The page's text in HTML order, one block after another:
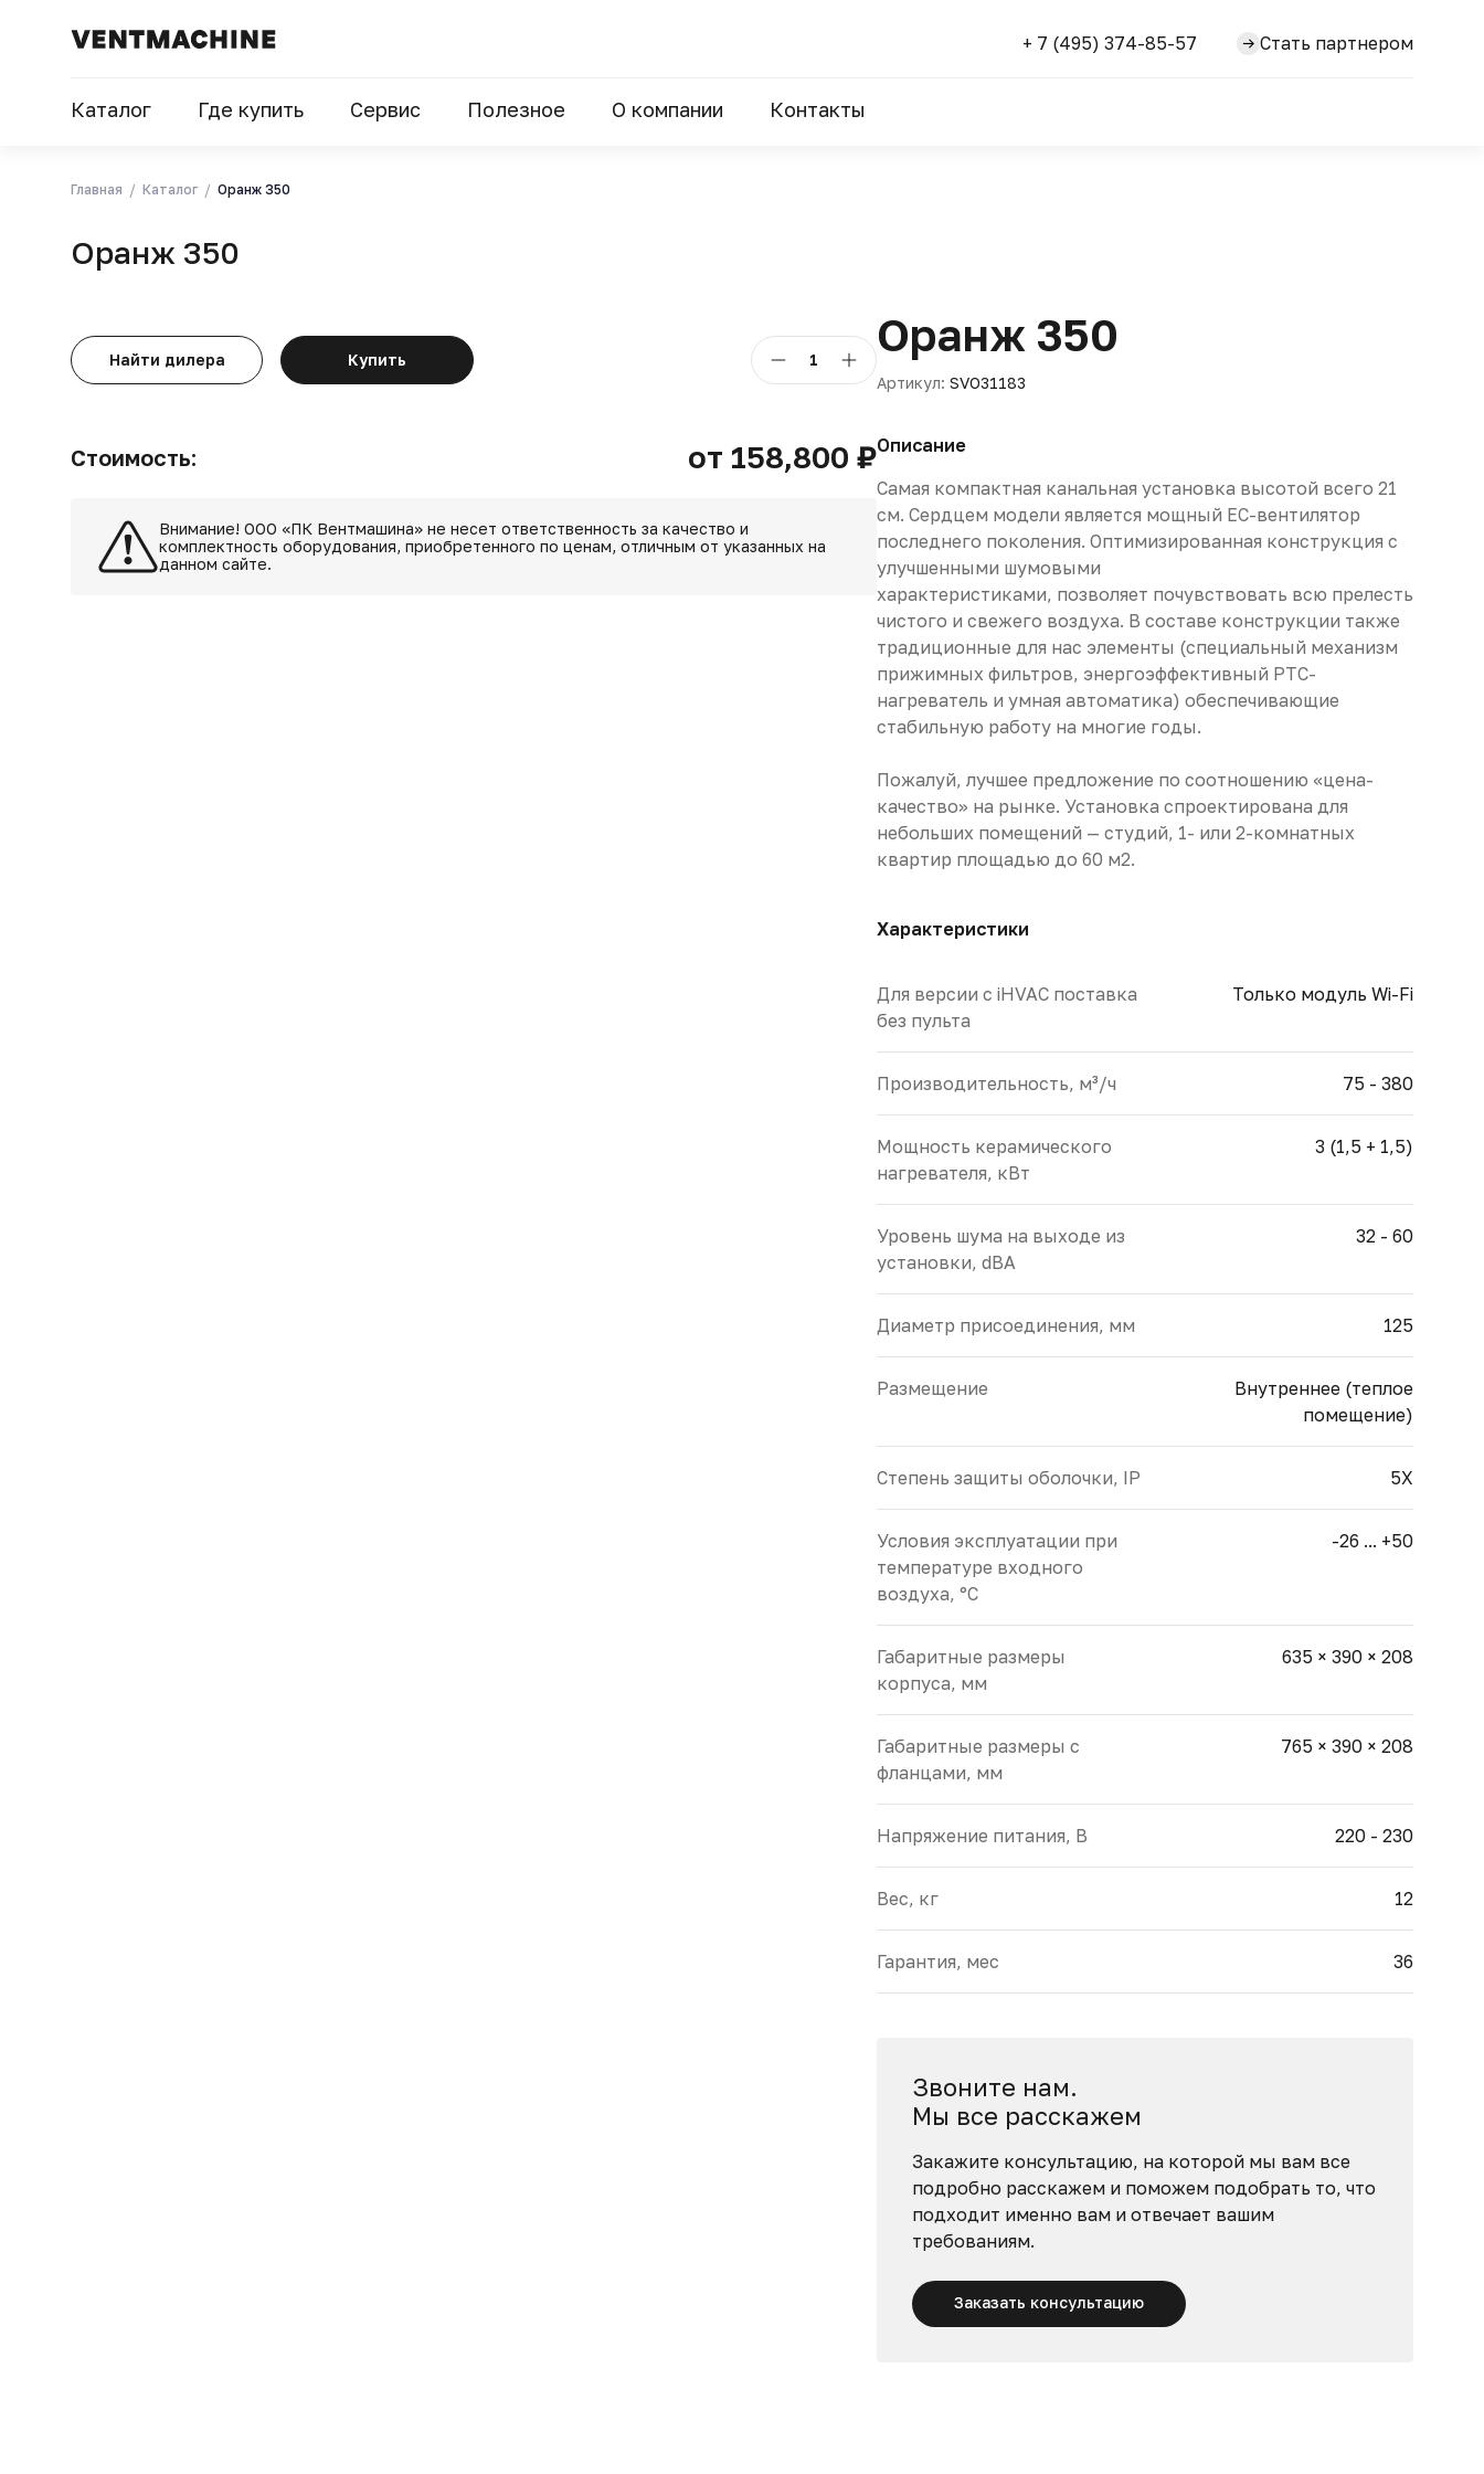
+ 7 (495) 374-85-57 Стать партнером
Каталог Где купить Сервис Полезное О компании Контакты
Главная Каталог Оранж 350
Оранж 350
Найти дилера Купить 1
Стоимость: от 158,800 ₽
Внимание! ООО «ПК Вентмашина» не несет ответственность за качество и
комплектность оборудования, приобретенного по ценам, отличным от указанных на
данном сайте.
Оранж 350
Артикул: SVO31183
Описание
Самая компактная канальная установка высотой всего 21
см. Сердцем модели является мощный ЕС-вентилятор
последнего поколения. Оптимизированная конструкция с
улучшенными шумовыми
характеристиками, позволяет почувствовать всю прелесть
чистого и свежего воздуха. В составе конструкции также
традиционные для нас элементы (специальный механизм
прижимных фильтров, энергоэффективный PTC-
нагреватель и умная автоматика) обеспечивающие
стабильную работу на многие годы.
Пожалуй, лучшее предложение по соотношению «цена-
качество» на рынке. Установка спроектирована для
небольших помещений — студий, 1- или 2-комнатных
квартир площадью до 60 м2.
Характеристики
Для версии с iHVAC поставка
без пульта
Только модуль Wi-Fi
Производительность, м³/ч 75 - 380
Мощность керамического
нагревателя, кВт
3 (1,5 + 1,5)
Уровень шума на выходе из
установки, dBA
32 - 60
Диаметр присоединения, мм 125
Размещение
Внутреннее (теплое
помещение)
Cтепень защиты оболочки, IP 5X
Условия эксплуатации при
температуре входного
воздуха, °С
-26 ... +50
Габаритные размеры
корпуса, мм
635 × 390 × 208
Габаритные размеры с
фланцами, мм
765 × 390 × 208
Напряжение питания, В 220 - 230
Вес, кг 12
Гарантия, мес 36
Звоните нам.
Мы все расскажем
Закажите консультацию, на которой мы вам все
подробно расскажем и поможем подобрать то, что
подходит именно вам и отвечает вашим
требованиям.
Заказать консультацию